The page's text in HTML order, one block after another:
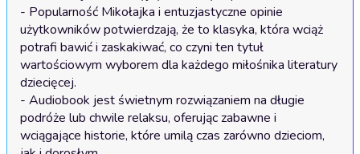
- Popularność Mikołajka i entuzjastyczne opinie
użytkowników potwierdzają, że to klasyka, która wciąż
potrafi bawić i zaskakiwać, co czyni ten tytuł
wartościowym wyborem dla każdego miłośnika literatury
dziecięcej.
- Audiobook jest świetnym rozwiązaniem na długie
podróże lub chwile relaksu, oferując zabawne i
wciągające historie, które umilą czas zarówno dzieciom,